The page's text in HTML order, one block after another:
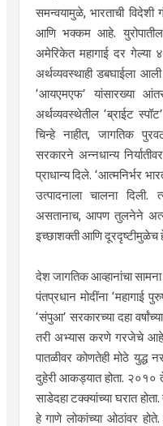
समन्वयामुळे, भारताची
आणि भक्कम आहे.
अमेरिकेत महागाई दर गेल्या
अर्थव्यवस्थाही डबघाईला
‘आयएमएफ’ यांसारख्या
अर्थव्यवस्थेतील ‘ब्राईट
चिन्हे नाहीत, जागतिक
सरकारने अन्नधान्य
प्राधान्य दिले. ‘आत्मनिर्भर
उत्पादनाला चालना दिली.
असतानाच, आपण तुलनेने
इच्छाशक्ती आणि दूरदृष्टीमुळेच
देश जागतिक आव्हानांचा सामना
पंतप्रधान मोदींना ‘महागाई
‘संपुआ’ सरकारच्या दहा
तरी अभ्यास करणे गरजेचे
पातळीवर कोणतेही मोठे युद्ध
दुहेरी आकड्यात होता. २०१०
साडेदहा टक्क्यांच्या घरात
हे गाणे लोकांच्या ओठांवर